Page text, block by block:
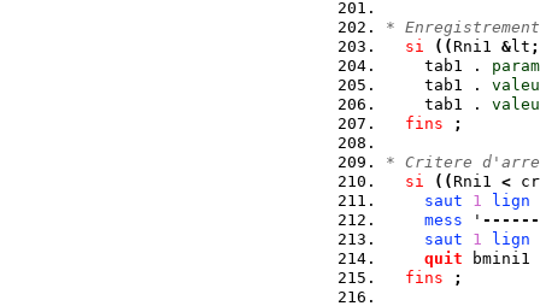
*
si
( (Rni1 &lt ;
    tab1 .
    tab1 .
    tab1 .
fins
;
* Critere
si
( (Rni1 <
saut
1
lign
mess '
saut
1
lign
quit bmini1
fins
;